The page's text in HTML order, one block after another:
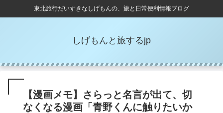
東北旅行だいすきなしげもんの、旅と日常便利情報ブログ
しげもんと旅するjp
【漫画メモ】さらっと名言が出て、切
なくなる漫画「青野くんに触りたいか